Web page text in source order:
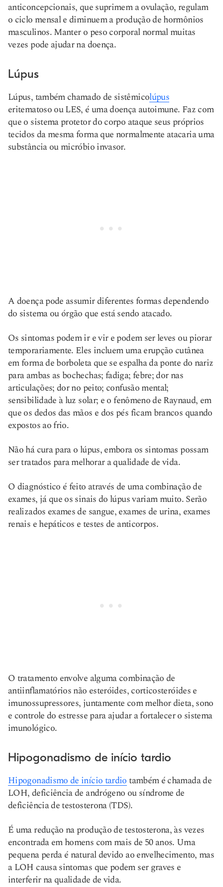
anticoncepcionais, que suprimem a ovulação, regulam
o ciclo mensal e diminuem a produção de hormônios
masculinos. Manter o peso corporal normal muitas
vezes pode ajudar na doença.
Lúpus
Lúpus, também chamado de sistêmicolúpus
eritematoso ou LES, é uma doença autoimune. Faz com
que o sistema protetor do corpo ataque seus próprios
tecidos da mesma forma que normalmente atacaria uma
substância ou micróbio invasor.
A doença pode assumir diferentes formas dependendo
do sistema ou órgão que está sendo atacado.
Os sintomas podem ir e vir e podem ser leves ou piorar
temporariamente. Eles incluem uma erupção cutânea
em forma de borboleta que se espalha da ponte do nariz
para ambas as bochechas; fadiga; febre; dor nas
articulações; dor no peito; confusão mental;
sensibilidade à luz solar; e o fenômeno de Raynaud, em
que os dedos das mãos e dos pés ficam brancos quando
expostos ao frio.
Não há cura para o lúpus, embora os sintomas possam
ser tratados para melhorar a qualidade de vida.
O diagnóstico é feito através de uma combinação de
exames, já que os sinais do lúpus variam muito. Serão
realizados exames de sangue, exames de urina, exames
renais e hepáticos e testes de anticorpos.
O tratamento envolve alguma combinação de
antiinflamatórios não esteróides, corticosteróides e
imunossupressores, juntamente com melhor dieta, sono
e controle do estresse para ajudar a fortalecer o sistema
imunológico.
Hipogonadismo de início tardio
Hipogonadismo de início tardiotambém é chamada de
LOH, deficiência de andrógeno ou síndrome de
deficiência de testosterona (TDS).
É uma redução na produção de testosterona, às vezes
encontrada em homens com mais de 50 anos. Uma
pequena perda é natural devido ao envelhecimento, mas
a LOH causa sintomas que podem ser graves e
interferir na qualidade de vida.